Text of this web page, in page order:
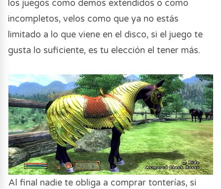
los juegos como demos extendidos o como
incompletos, velos como que ya no estás
limitado a lo que viene en el disco, si el juego te
gusta lo suficiente, es tu elección el tener más.
Al final nadie te obliga a comprar tonterías, si